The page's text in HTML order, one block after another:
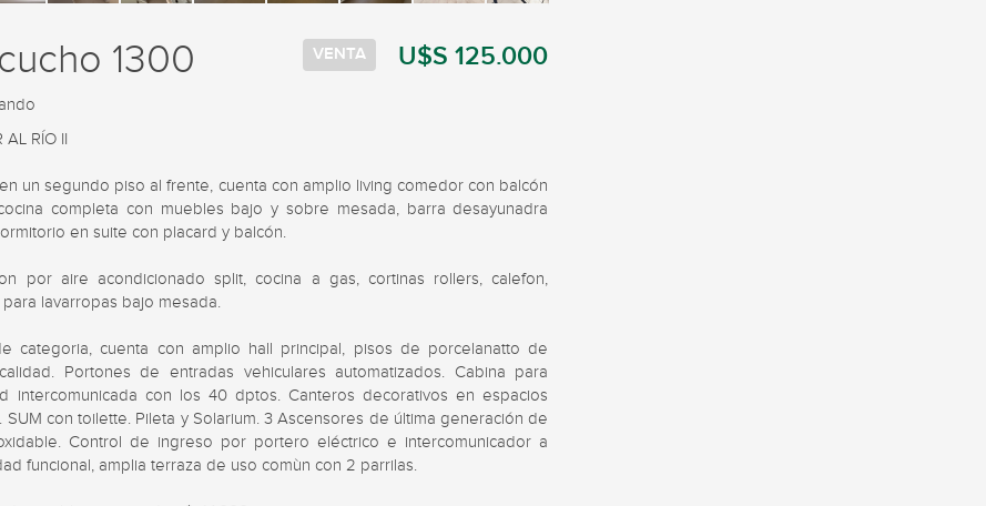
U$S 125.000
VENTA
1300
AL RÍO II
un segundo piso al frente, cuenta con amplio living comedor con balcón
completa con muebles bajo y sobre mesada, barra desayunadra
en suite con placard y balcón.
por aire acondicionado split, cocina a gas, cortinas rollers, calefon,
lavarropas bajo mesada.
categoria, cuenta con amplio hall principal, pisos de porcelanatto de
Portones de entradas vehiculares automatizados. Cabina para
intercomunicada con los 40 dptos. Canteros decorativos en espacios
SUM con toilette. Pileta y Solarium. 3 Ascensores de última generación de
Control de ingreso por portero eléctrico e intercomunicador a
funcional, amplia terraza de uso comùn con 2 parrilas.